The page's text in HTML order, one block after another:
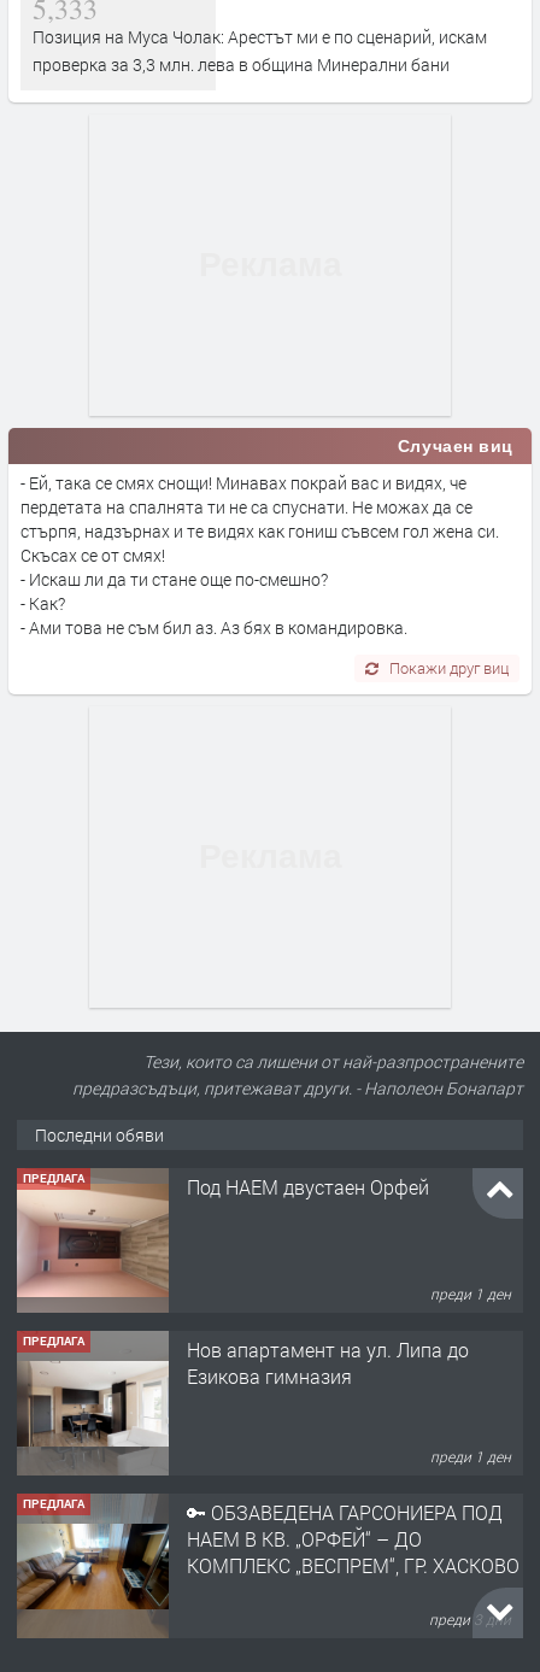
5,333
Позиция на Муса Чолак: Арестът ми е по сценарий, искам
проверка за 3,3 млн. лева в община Минерални бани
Случаен виц
- Ей, така се смях снощи! Минавах покрай вас и видях, че
пердетата на спалнята ти не са спуснати. Не можах да се
стърпя, надзърнах и те видях как гониш съвсем гол жена си.
Скъсах се от смях!
- Искаш ли да ти стане още по-смешно?
- Как?
- Ами това не съм бил аз. Аз бях в командировка.
Покажи друг виц
Тези, които са лишени от най-разпространените
предразсъдъци, притежават други. - Наполеон Бонапарт
Последни обяви
ПРЕДЛАГА Под НАЕМ двустаен Орфей
преди 1 ден
ПРЕДЛАГА
Нов апартамент на ул. Липа до
Езикова гимназия
преди 1 ден
ПРЕДЛАГА
🔑 ОБЗАВЕДЕНА ГАРСОНИЕРА ПОД
НАЕМ В КВ. „ОРФЕЙ“ – ДО
КОМПЛЕКС „ВЕСПРЕМ“, ГР. ХАСКОВО
преди 3 дни